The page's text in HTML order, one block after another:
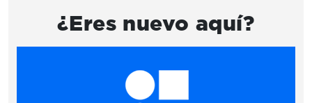
¿Eres nuevo aquí?